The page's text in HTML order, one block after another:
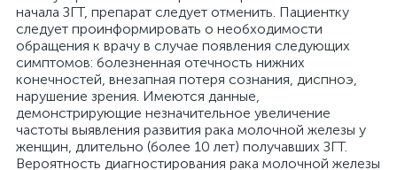
начала ЗГТ, препарат следует отменить. Пациентку
следует проинформировать о необходимости
обращения к врачу в случае появления следующих
симптомов: болезненная отечность нижних
конечностей, внезапная потеря сознания, диспноэ,
нарушение зрения. Имеются данные,
демонстрирующие незначительное увеличение
частоты выявления развития рака молочной железы у
женщин, длительно (более 10 лет) получавших ЗГТ.
Вероятность диагностирования рака молочной железы